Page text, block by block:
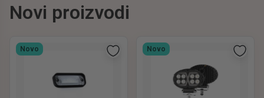
Novi proizvodi
Novo Novo